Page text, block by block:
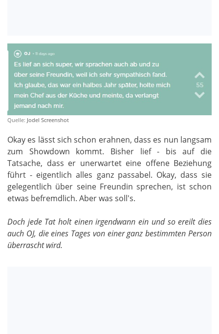
Quelle: Jodel Screenshot
Okay es lässt sich schon erahnen, dass es nun langsam
zum Showdown kommt. Bisher lief - bis auf die
Tatsache, dass er unerwartet eine offene Beziehung
führt - eigentlich alles ganz passabel. Okay, dass sie
gelegentlich über seine Freundin sprechen, ist schon
etwas befremdlich. Aber was soll's.
Doch jede Tat holt einen irgendwann ein und so ereilt dies
auch OJ, die eines Tages von einer ganz bestimmten Person
überrascht wird.